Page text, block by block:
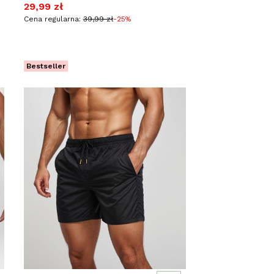
Cena promocyjna
29,99 zł
Cena regularna: 39,99 zł-25%
Bestseller